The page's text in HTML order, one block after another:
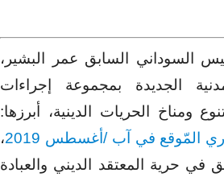
السوداني السابق عمر البشير،
الجديدة بمجموعة إجراءات
ومناخ الحريات الدينية، أبرزها:
المّوقع في آب /أغسطس 2019
،
حرية المعتقد الديني والعبادة